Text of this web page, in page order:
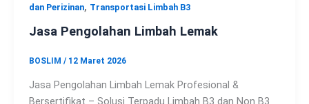
dan Perizinan, Transportasi Limbah B3
Jasa Pengolahan Limbah Lemak
BOSLIM / 12 Maret 2026
Jasa Pengolahan Limbah Lemak Profesional &
Bersertifikat – Solusi Terpadu Limbah B3 dan Non B3